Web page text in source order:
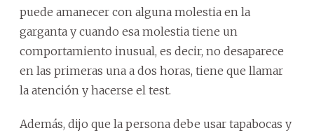
puede amanecer con alguna molestia en la
garganta y cuando esa molestia tiene un
comportamiento inusual, es decir, no desaparece
en las primeras una a dos horas, tiene que llamar
la atención y hacerse el test.
Además, dijo que la persona debe usar tapabocas y